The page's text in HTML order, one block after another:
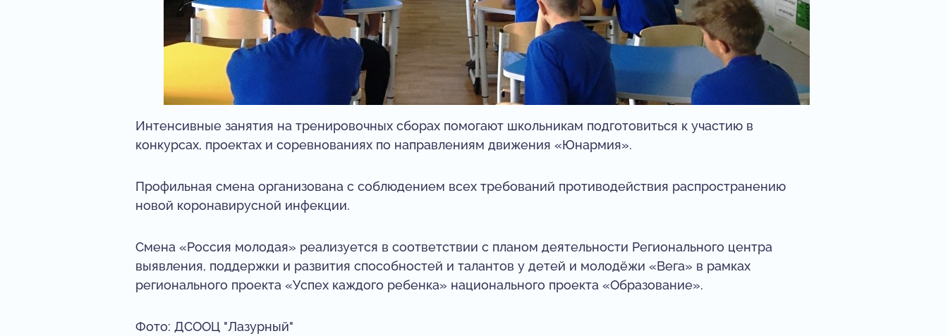
Интенсивные занятия на тренировочных сборах помогают школьникам подготовиться к участию в
конкурсах, проектах и соревнованиях по направлениям движения «Юнармия».
Профильная смена организована с соблюдением всех требований противодействия распространению
новой коронавирусной инфекции.
Смена «Россия молодая» реализуется в соответствии с планом деятельности Регионального центра
выявления, поддержки и развития способностей и талантов у детей и молодёжи «Вега» в рамках
регионального проекта «Успех каждого ребенка» национального проекта «Образование».
Фото: ДСООЦ "Лазурный"